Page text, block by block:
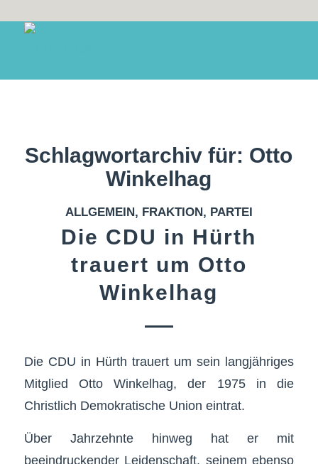
Schlagwortarchiv für: Otto
Winkelhag
ALLGEMEIN, FRAKTION, PARTEI
Die CDU in Hürth
trauert um Otto
Winkelhag
Die CDU in Hürth trauert um sein langjähriges
Mitglied Otto Winkelhag, der 1975 in die
Christlich Demokratische Union eintrat.
Über Jahrzehnte hinweg hat er mit
beeindruckender Leidenschaft, seinem ebenso